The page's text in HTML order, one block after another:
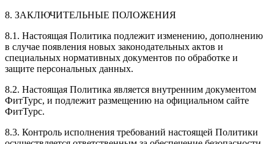
8. ЗАКЛЮЧИТЕЛЬНЫЕ ПОЛОЖЕНИЯ
8.1. Настоящая Политика подлежит изменению, дополнению
в случае появления новых законодательных актов и
специальных нормативных документов по обработке и
защите персональных данных.
8.2. Настоящая Политика является внутренним документом
ФитТурс, и подлежит размещению на официальном сайте
ФитТурс.
8.3. Контроль исполнения требований настоящей Политики